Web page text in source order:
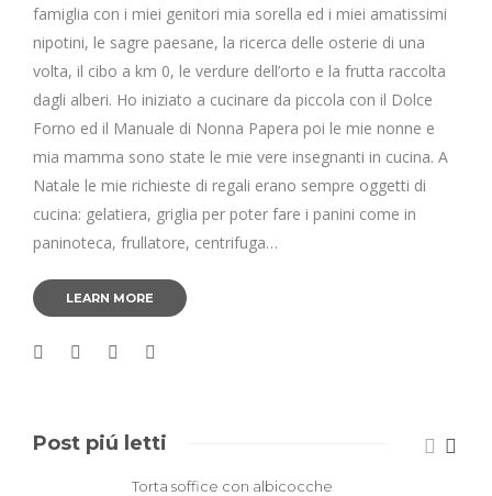
famiglia con i miei genitori mia sorella ed i miei amatissimi
nipotini, le sagre paesane, la ricerca delle osterie di una
volta, il cibo a km 0, le verdure dell’orto e la frutta raccolta
dagli alberi. Ho iniziato a cucinare da piccola con il Dolce
Forno ed il Manuale di Nonna Papera poi le mie nonne e
mia mamma sono state le mie vere insegnanti in cucina. A
Natale le mie richieste di regali erano sempre oggetti di
cucina: gelatiera, griglia per poter fare i panini come in
paninoteca, frullatore, centrifuga…
LEARN MORE
Post piú letti
Torta soffice con albicocche